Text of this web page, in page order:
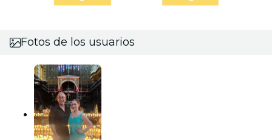
Fotos de los usuarios